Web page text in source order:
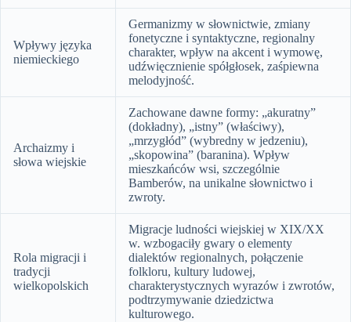
Wpływy języka
niemieckiego
Germanizmy w słownictwie, zmiany
fonetyczne i syntaktyczne, regionalny
charakter, wpływ na akcent i wymowę,
udźwięcznienie spółgłosek, zaśpiewna
melodyjność.
Archaizmy i
słowa wiejskie
Zachowane dawne formy: „akuratny”
(dokładny), „istny” (właściwy),
„mrzygłód” (wybredny w jedzeniu),
„skopowina” (baranina). Wpływ
mieszkańców wsi, szczególnie
Bamberów, na unikalne słownictwo i
zwroty.
Rola migracji i
tradycji
wielkopolskich
Migracje ludności wiejskiej w XIX/XX
w. wzbogaciły gwary o elementy
dialektów regionalnych, połączenie
folkloru, kultury ludowej,
charakterystycznych wyrazów i zwrotów,
podtrzymywanie dziedzictwa
kulturowego.